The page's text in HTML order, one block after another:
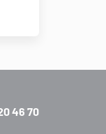
46 70